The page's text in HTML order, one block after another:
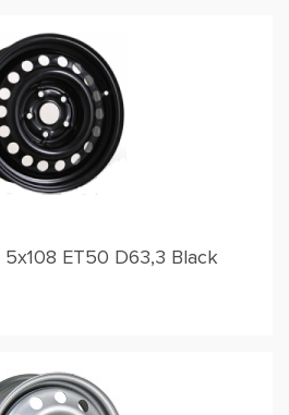
ET50 D63,3 Black